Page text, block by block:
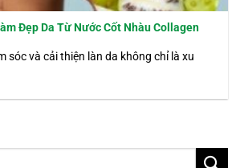
Đẹp Da Từ Nước Cốt Nhàu Collagen
sóc và cải thiện làn da không chỉ là xu